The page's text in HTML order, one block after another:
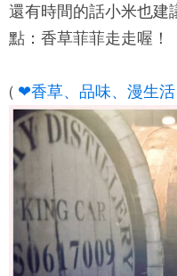
還有時間的話小米也建
點：香草菲菲走走喔！
( ❤香草、品味、漫生活